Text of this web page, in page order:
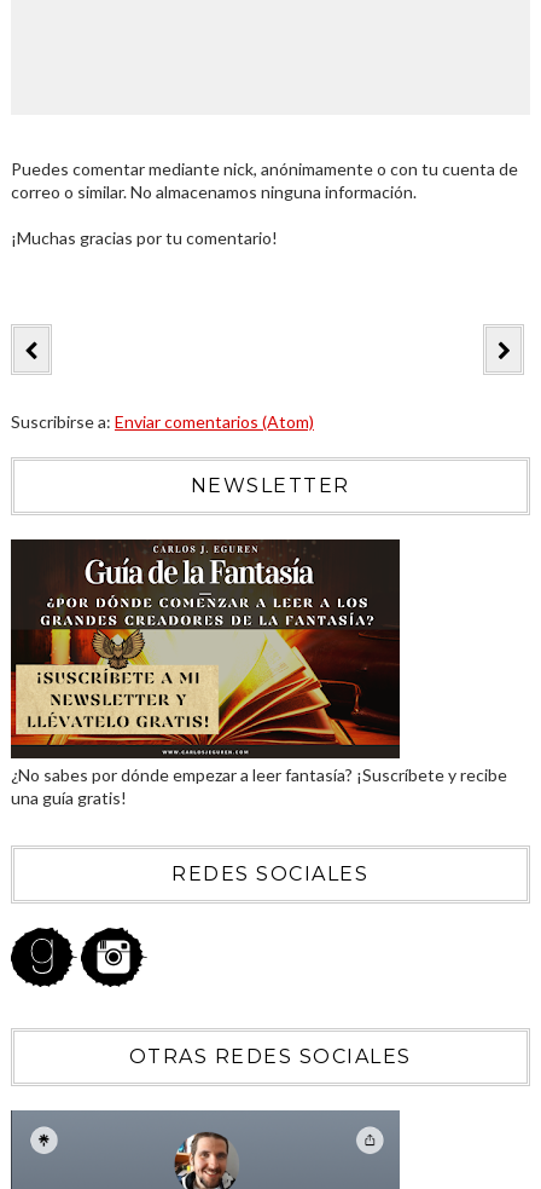
Puedes comentar mediante nick, anónimamente o con tu cuenta de
correo o similar. No almacenamos ninguna información.
¡Muchas gracias por tu comentario!
Suscribirse a: Enviar comentarios (Atom)
NEWSLETTER
¿No sabes por dónde empezar a leer fantasía? ¡Suscríbete y recibe
una guía gratis!
REDES SOCIALES
OTRAS REDES SOCIALES